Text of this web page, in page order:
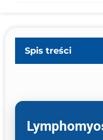
Spis treści